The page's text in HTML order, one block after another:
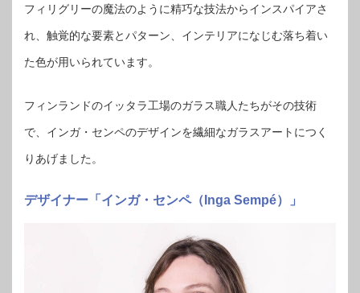
フィリグリーの魔法のように精巧な技法からインスパイアさ
れ、触覚的な要素とパターン、インテリアになじむ落ち着い
た色が用いられています。
フィンランドのイッタラ工場のガラス職人たちがその技術
で、インガ・センペのデザインを繊細なガラスアートにつく
りあげました。
デザイナー「インガ・センペ（Inga Sempé）」